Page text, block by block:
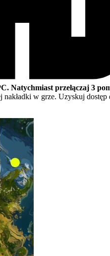
Natychmiast przełączaj 3
nakładki w grze. Uzyskuj